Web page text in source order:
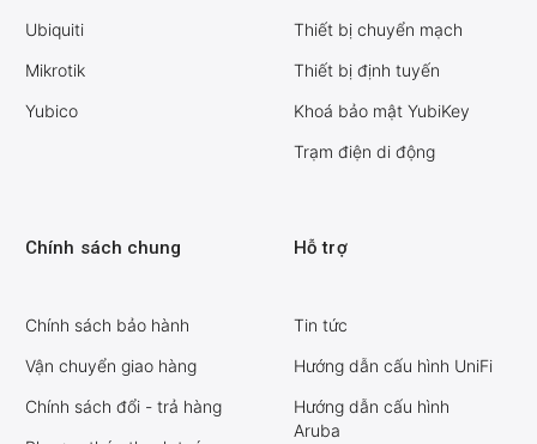
Ubiquiti
Mikrotik
Yubico
Thiết bị chuyển mạch
Thiết bị định tuyến
Khoá bảo mật YubiKey
Trạm điện di động
Chính sách chung
Chính sách bảo hành
Vận chuyển giao hàng
Chính sách đổi - trả hàng
Hỗ trợ
Tin tức
Hướng dẫn cấu hình UniFi
Hướng dẫn cấu hình
Aruba